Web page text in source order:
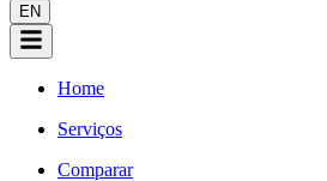
EN
Home
Serviços
Comparar